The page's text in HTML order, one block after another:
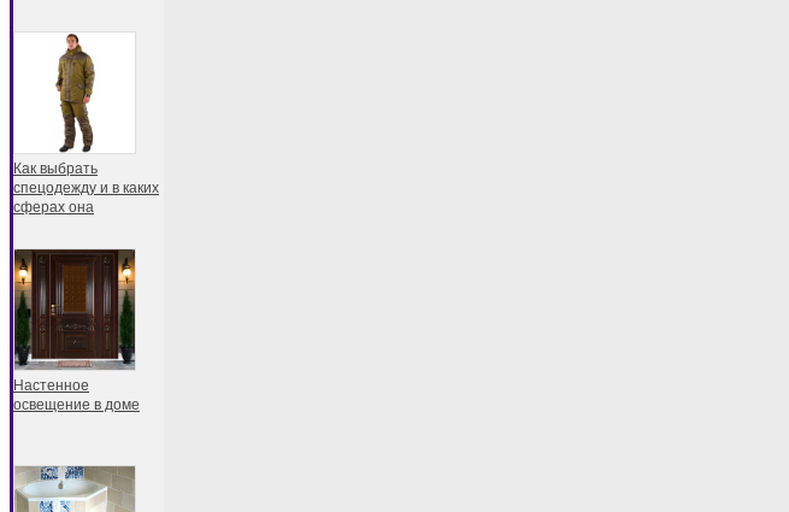
Как выбрать
спецодежду и в каких
сферах она
Настенное
освещение в доме